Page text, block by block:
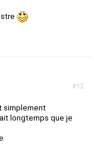
#12
simplement
longtemps que je